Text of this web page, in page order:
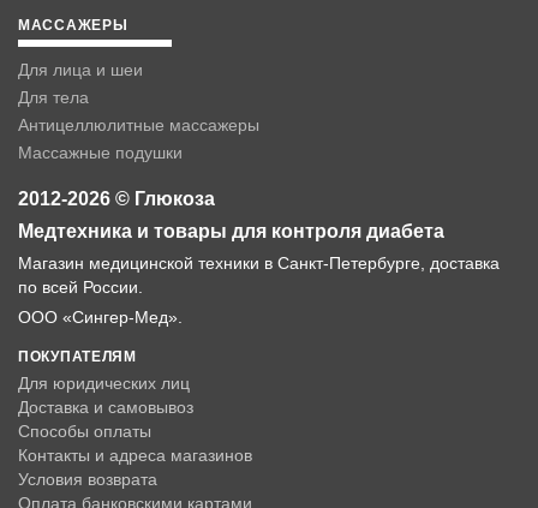
МАССАЖЕРЫ
Для лица и шеи
Для тела
Антицеллюлитные массажеры
Массажные подушки
2012-2026 © Глюкоза
Медтехника и товары для контроля диабета
Магазин медицинской техники в Санкт-Петербурге, доставка
по всей России.
ООО «Сингер-Мед».
ПОКУПАТЕЛЯМ
Для юридических лиц
Доставка и самовывоз
Способы оплаты
Контакты и адреса магазинов
Условия возврата
Оплата банковскими картами